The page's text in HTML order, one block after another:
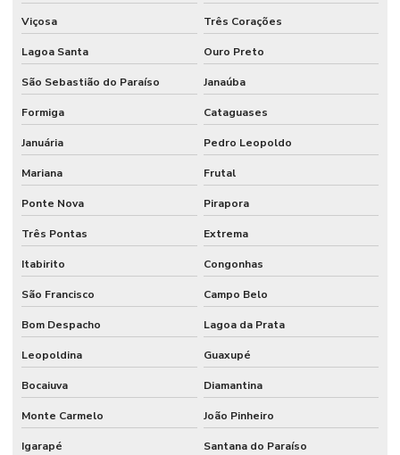
Viçosa Três Corações
Lagoa Santa Ouro Preto
São Sebastião do Paraíso Janaúba
Formiga Cataguases
Januária Pedro Leopoldo
Mariana Frutal
Ponte Nova Pirapora
Três Pontas Extrema
Itabirito Congonhas
São Francisco Campo Belo
Bom Despacho Lagoa da Prata
Leopoldina Guaxupé
Bocaiuva Diamantina
Monte Carmelo João Pinheiro
Igarapé Santana do Paraíso